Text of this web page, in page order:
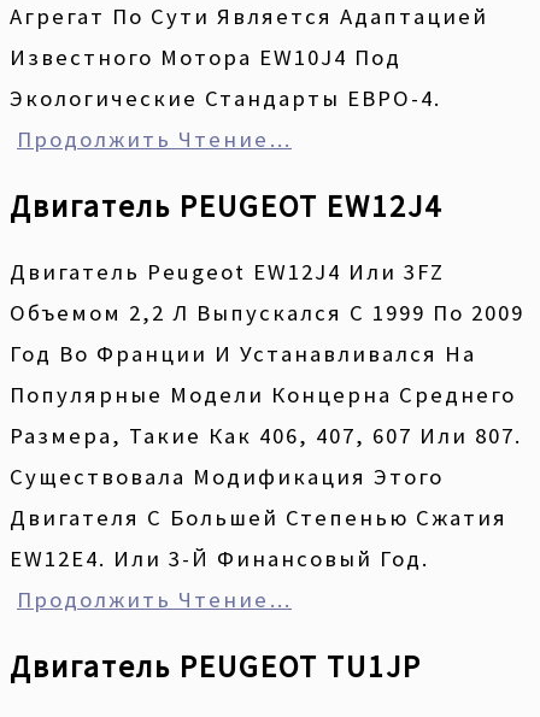
Агрегат По Сути Является Адаптацией
Известного Мотора EW10J4 Под
Экологические Стандарты ЕВРО-4.
Продолжить Чтение…
Двигатель PEUGEOT EW12J4
Двигатель Peugeot EW12J4 Или 3FZ
Объемом 2,2 Л Выпускался С 1999 По 2009
Год Во Франции И Устанавливался На
Популярные Модели Концерна Среднего
Размера, Такие Как 406, 407, 607 Или 807.
Существовала Модификация Этого
Двигателя С Большей Степенью Сжатия
EW12E4. Или 3-Й Финансовый Год.
Продолжить Чтение…
Двигатель PEUGEOT TU1JP